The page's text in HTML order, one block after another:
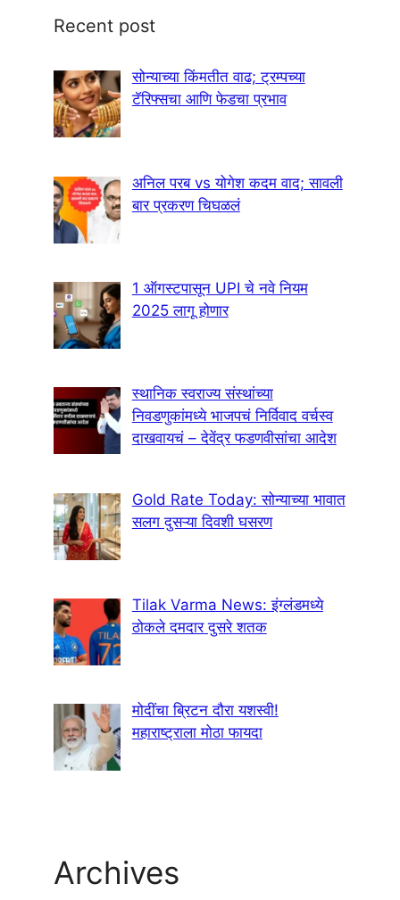
Recent post
सोन्याच्या किंमतीत वाढ; ट्रम्पच्या
टॅरिफ्सचा आणि फेडचा प्रभाव
अनिल परब vs योगेश कदम वाद; सावली
बार प्रकरण चिघळलं
1 ऑगस्टपासून UPI चे नवे नियम
2025 लागू होणार
स्थानिक स्वराज्य संस्थांच्या
निवडणुकांमध्ये भाजपचं निर्विवाद वर्चस्व
दाखवायचं – देवेंद्र फडणवीसांचा आदेश
Gold Rate Today: सोन्याच्या भावात
सलग दुसऱ्या दिवशी घसरण
Tilak Varma News: इंग्लंडमध्ये
ठोकले दमदार दुसरे शतक
मोदींचा ब्रिटन दौरा यशस्वी!
महाराष्ट्राला मोठा फायदा
Archives